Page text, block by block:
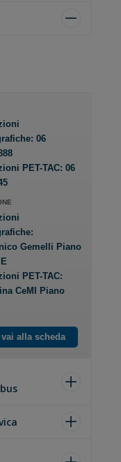
06
PET-TAC: 06
Gemelli Piano
PET-TAC:
CeMI Piano
vai alla scheda